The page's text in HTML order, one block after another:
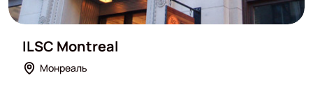
ILSC Montreal
Монреаль